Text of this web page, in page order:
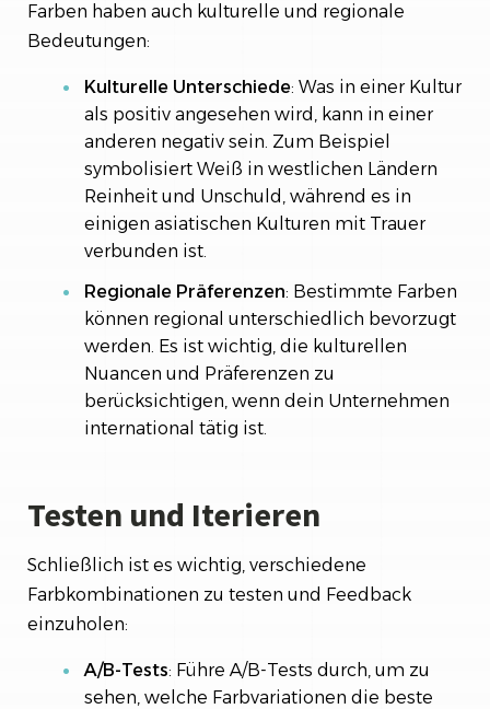
Farben haben auch kulturelle und regionale
Bedeutungen:
Kulturelle Unterschiede: Was in einer Kultur
als positiv angesehen wird, kann in einer
anderen negativ sein. Zum Beispiel
symbolisiert Weiß in westlichen Ländern
Reinheit und Unschuld, während es in
einigen asiatischen Kulturen mit Trauer
verbunden ist.
Regionale Präferenzen: Bestimmte Farben
können regional unterschiedlich bevorzugt
werden. Es ist wichtig, die kulturellen
Nuancen und Präferenzen zu
berücksichtigen, wenn dein Unternehmen
international tätig ist.
Testen und Iterieren
Schließlich ist es wichtig, verschiedene
Farbkombinationen zu testen und Feedback
einzuholen:
A/B-Tests: Führe A/B-Tests durch, um zu
sehen, welche Farbvariationen die beste